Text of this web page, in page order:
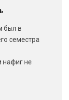
был в
семестра
нафиг не